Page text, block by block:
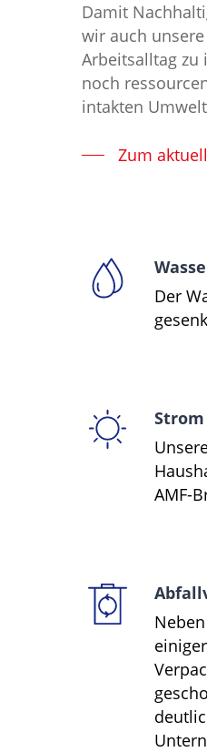
Damit
wir auch
Arbeitsalltag zu
noch
intakten
Zum
Der
Strom
AMF-